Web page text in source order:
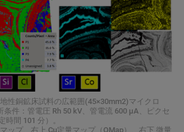
性銅鉱床試料の広範囲(45×30mm2)マイクロ
条件：管電圧 Rh 50 kV、管電流 600 µA、ピクセ
時間 101 分）。
ップ、右上 Cu定量マップ（QMap）、右下 微量